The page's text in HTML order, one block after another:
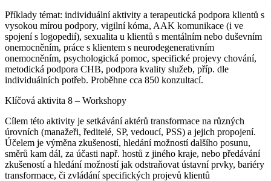
Příklady témat: individuální aktivity a terapeutická podpora klientů s
vysokou mírou podpory, vigilní kóma, AAK komunikace (i ve
spojení s logopedií), sexualita u klientů s mentálním nebo duševním
onemocněním, práce s klientem s neurodegenerativním
onemocněním, psychologická pomoc, specifické projevy chování,
metodická podpora CHB, podpora kvality služeb, příp. dle
individuálních potřeb. Proběhne cca 850 konzultací.
Klíčová aktivita 8 – Workshopy
Cílem této aktivity je setkávání aktérů transformace na různých
úrovních (manažeři, ředitelé, SP, vedoucí, PSS) a jejich propojení.
Účelem je výměna zkušeností, hledání možností dalšího posunu,
směrů kam dál, za účasti např. hostů z jiného kraje, nebo předávání
zkušeností a hledání možností jak odstraňovat ústavní prvky, bariéry
transformace, či zvládání specifických projevů klientů